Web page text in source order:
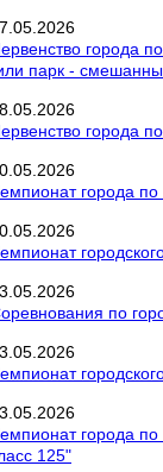
.05.2026
города
парк -
.05.2026
города
.05.2026
города
.05.2026
.05.2026
по
.05.2026
.05.2026
города
125"